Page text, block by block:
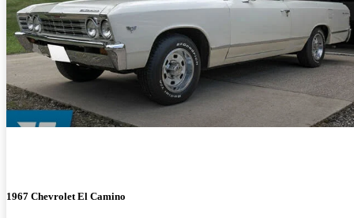
1967 Chevrolet El Camino